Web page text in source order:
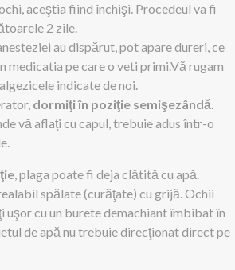
aceştia fiind închişi. Procedeul va fi
2 zile.
au dispărut, pot apare dureri, ce
medicatia pe care o veti primi.Vă rugam
indicate de noi.
dormiţi în poziţie semişezândă.
vă aflaţi cu capul, trebuie adus într-o
, plaga poate fi deja clătită cu apă.
spălate (curăţate) cu grijă. Ochii
cu un burete demachiant îmbibat în
de apă nu trebuie direcţionat direct pe